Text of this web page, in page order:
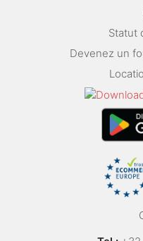
Statut
Devenez un